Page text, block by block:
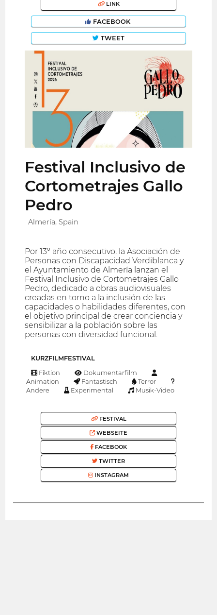
LINK
FACEBOOK
TWEET
Festival Inclusivo de
Cortometrajes Gallo
Pedro
Almería, Spain
Por 13º año consecutivo, la Asociación de
Personas con Discapacidad Verdiblanca y
el Ayuntamiento de Almería lanzan el
Festival Inclusivo de Cortometrajes Gallo
Pedro, dedicado a obras audiovisuales
creadas en torno a la inclusión de las
capacidades o habilidades diferentes, con
el objetivo principal de crear conciencia y
sensibilizar a la población sobre las
personas con diversidad funcional.
KURZFILMFESTIVAL
Fiktion
Dokumentarfilm
Animation
Fantastisch
Terror
Andere
Experimental Musik-Video
FESTIVAL
WEBSEITE
FACEBOOK
TWITTER
INSTAGRAM